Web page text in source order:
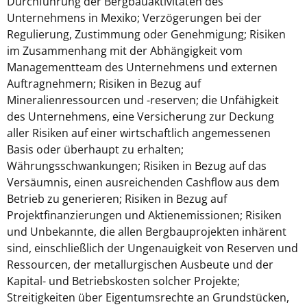
Unternehmens in Mexiko; Verzögerungen bei der
Regulierung, Zustimmung oder Genehmigung; Risiken
im Zusammenhang mit der Abhängigkeit vom
Managementteam des Unternehmens und externen
Auftragnehmern; Risiken in Bezug auf
Mineralienressourcen und -reserven; die Unfähigkeit
des Unternehmens, eine Versicherung zur Deckung
aller Risiken auf einer wirtschaftlich angemessenen
Basis oder überhaupt zu erhalten;
Währungsschwankungen; Risiken in Bezug auf das
Versäumnis, einen ausreichenden Cashflow aus dem
Betrieb zu generieren; Risiken in Bezug auf
Projektfinanzierungen und Aktienemissionen; Risiken
und Unbekannte, die allen Bergbauprojekten inhärent
sind, einschließlich der Ungenauigkeit von Reserven und
Ressourcen, der metallurgischen Ausbeute und der
Kapital- und Betriebskosten solcher Projekte;
Streitigkeiten über Eigentumsrechte an Grundstücken,